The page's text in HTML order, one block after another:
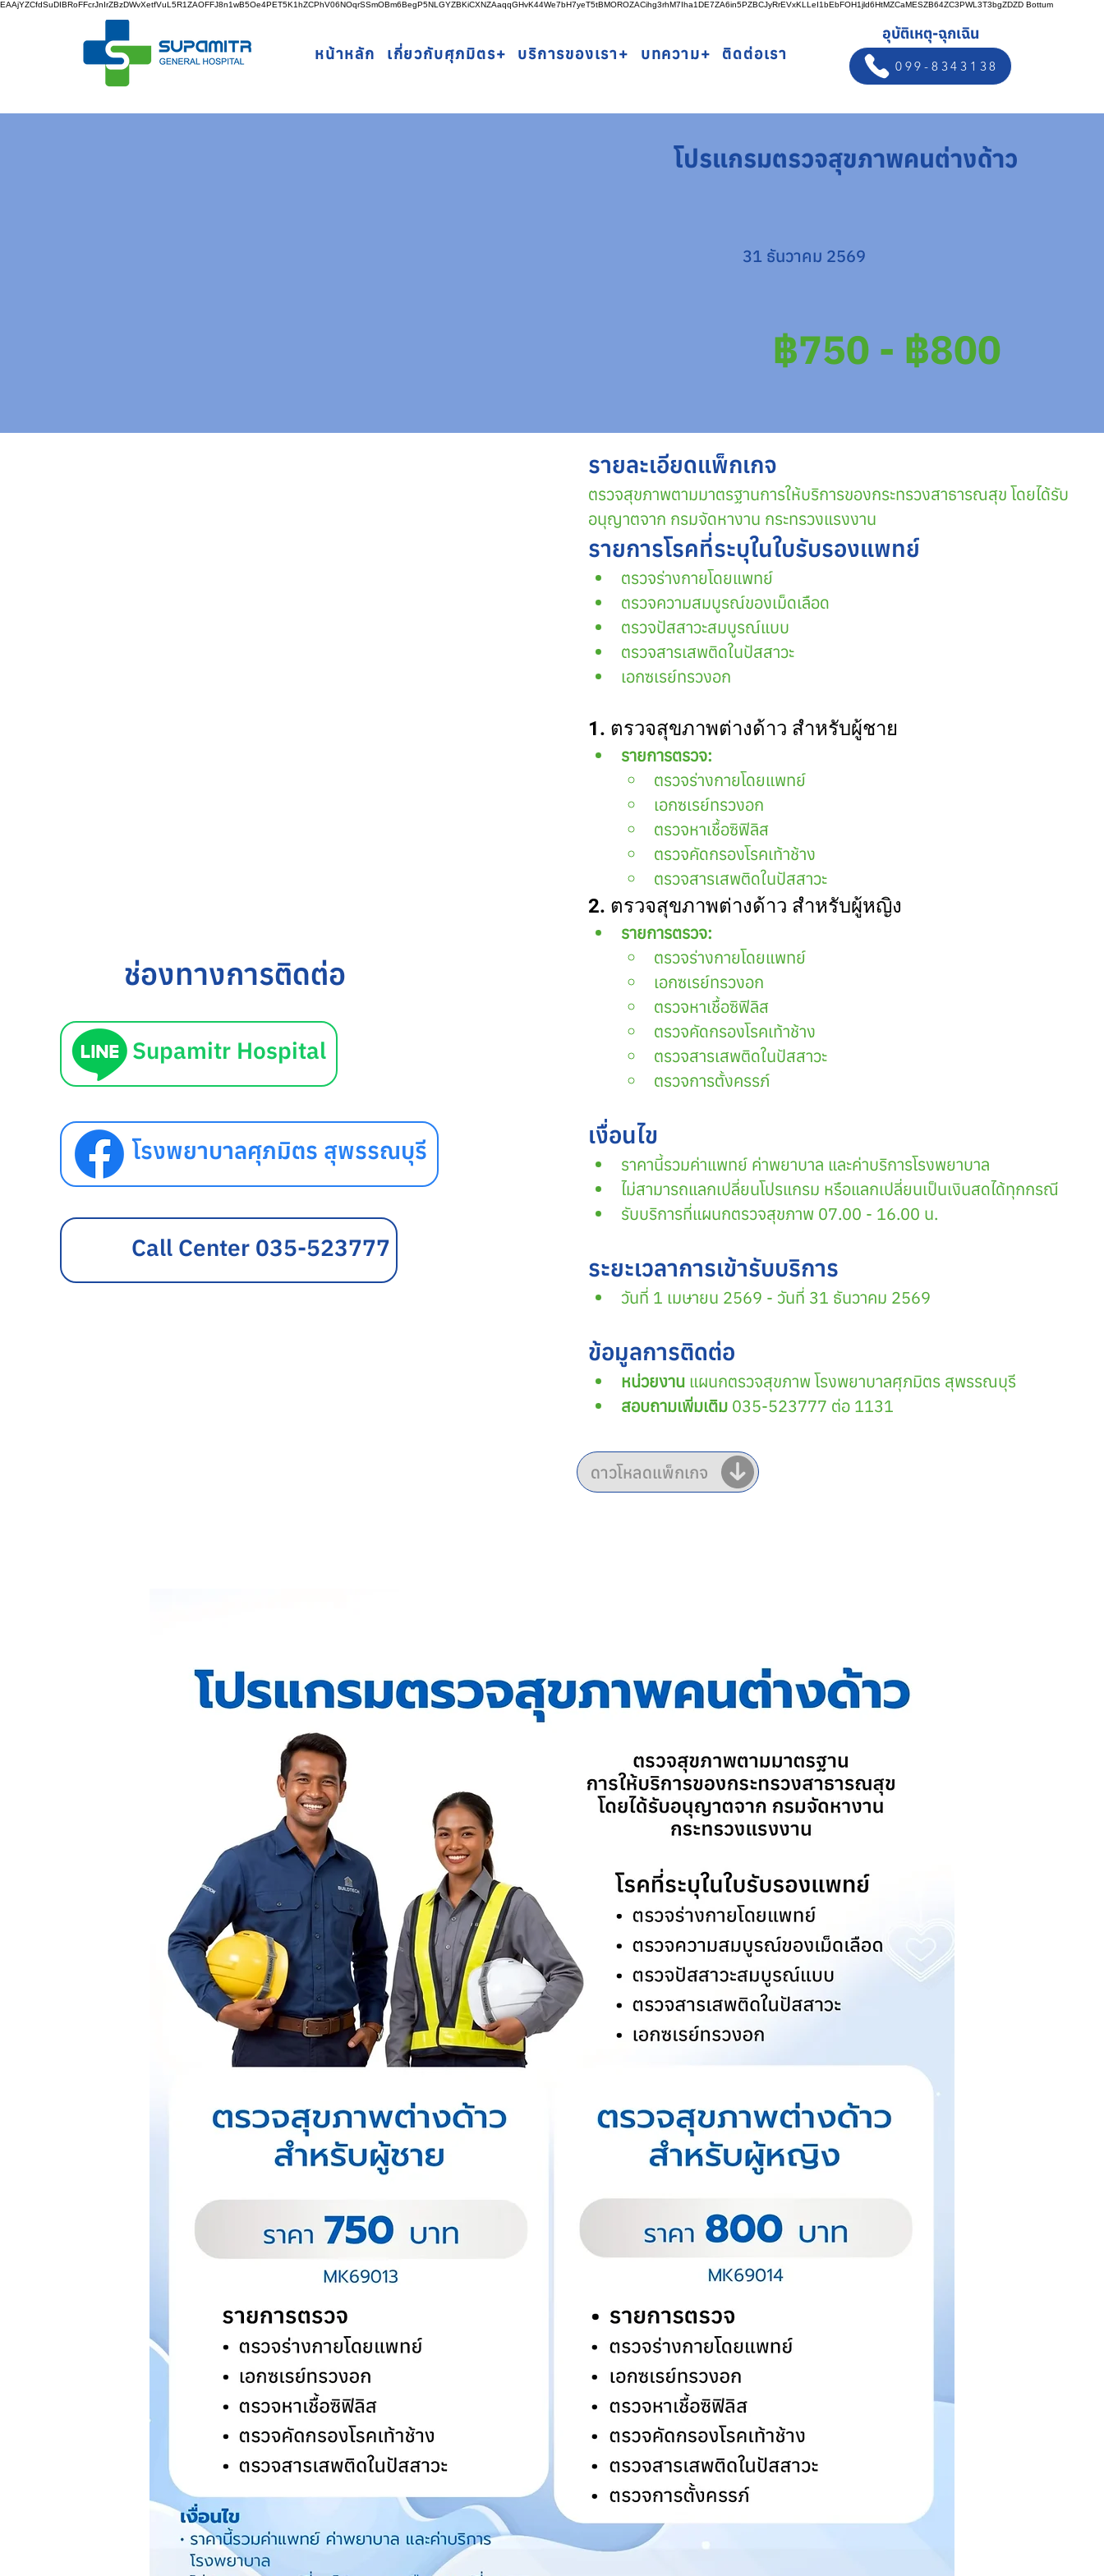
EAAjYZCfdSuDIBRoFFcrJnIrZBzDWvXetfVuL5R1ZAOFFJ8n1wB5Oe4PET5K1hZCPhV06NOqrSSmOBm6BegP5NLGYZBKiCXNZAaqqGHvK44We7bH7yeT5tBMOROZACihg3rhM7Iha1DE7ZA6in5PZBCJyRrEVxKLLeI1bEbFOH1jld6HtMZCaMESZB64ZC3PWL3T3bgZDZD Bottum
หน้าหลัก เกี่ยวกับศุภมิตร+ บริการของเรา+ บทความ+ ติดต่อเรา
อุบัติเหตุ-ฉุกเฉิน
099-8343138
โปรแกรมตรวจสุขภาพคนต่างด้าว
31 ธันวาคม 2569
฿750 - ฿800
ช่องทางการติดต่อ
Supamitr Hospital
โรงพยาบาลศุภมิตร สุพรรณบุรี
Call Center 035-523777
รายละเอียดแพ็กเกจ
ตรวจสุขภาพตามมาตรฐานการให้บริการของกระทรวงสาธารณสุข โดยได้รับ
อนุญาตจาก กรมจัดหางาน กระทรวงแรงงาน
รายการโรคที่ระบุในใบรับรองแพทย์
ตรวจร่างกายโดยแพทย์
ตรวจความสมบูรณ์ของเม็ดเลือด
ตรวจปัสสาวะสมบูรณ์แบบ
ตรวจสารเสพติดในปัสสาวะ
เอกซเรย์ทรวงอก
1. ตรวจสุขภาพต่างด้าว สำหรับผู้ชาย
รายการตรวจ:
ตรวจร่างกายโดยแพทย์
เอกซเรย์ทรวงอก
ตรวจหาเชื้อซิฟิลิส
ตรวจคัดกรองโรคเท้าช้าง
ตรวจสารเสพติดในปัสสาวะ
2. ตรวจสุขภาพต่างด้าว สำหรับผู้หญิง
รายการตรวจ:
ตรวจร่างกายโดยแพทย์
เอกซเรย์ทรวงอก
ตรวจหาเชื้อซิฟิลิส
ตรวจคัดกรองโรคเท้าช้าง
ตรวจสารเสพติดในปัสสาวะ
ตรวจการตั้งครรภ์
เงื่อนไข
ราคานี้รวมค่าแพทย์ ค่าพยาบาล และค่าบริการโรงพยาบาล
ไม่สามารถแลกเปลี่ยนโปรแกรม หรือแลกเปลี่ยนเป็นเงินสดได้ทุกกรณี
รับบริการที่แผนกตรวจสุขภาพ 07.00 - 16.00 น.
ระยะเวลาการเข้ารับบริการ
วันที่ 1 เมษายน 2569 - วันที่ 31 ธันวาคม 2569
ข้อมูลการติดต่อ
หน่วยงาน แผนกตรวจสุขภาพ โรงพยาบาลศุภมิตร สุพรรณบุรี
สอบถามเพิ่มเติม 035-523777 ต่อ 1131
ดาวโหลดแพ็กเกจ